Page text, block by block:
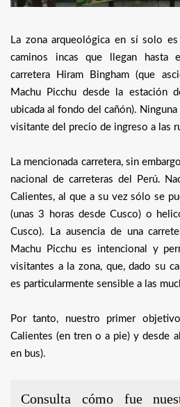
La zona arqueológica en sí solo
caminos incas que llegan hasta
carretera Hiram Bingham (que
Machu Picchu desde la estación
ubicada al fondo del cañón).
visitante del precio de ingreso a las
La mencionada carretera, sin
nacional de carreteras del Perú.
Calientes, al que a su vez sólo se
(unas 3 horas desde Cusco) o
Cusco). La ausencia de una
Machu Picchu es intencional y
visitantes a la zona, que, dado su
es particularmente sensible a las
Por tanto, nuestro primer
Calientes (en tren o a pie) y desde
en bus).
Consulta cómo fue